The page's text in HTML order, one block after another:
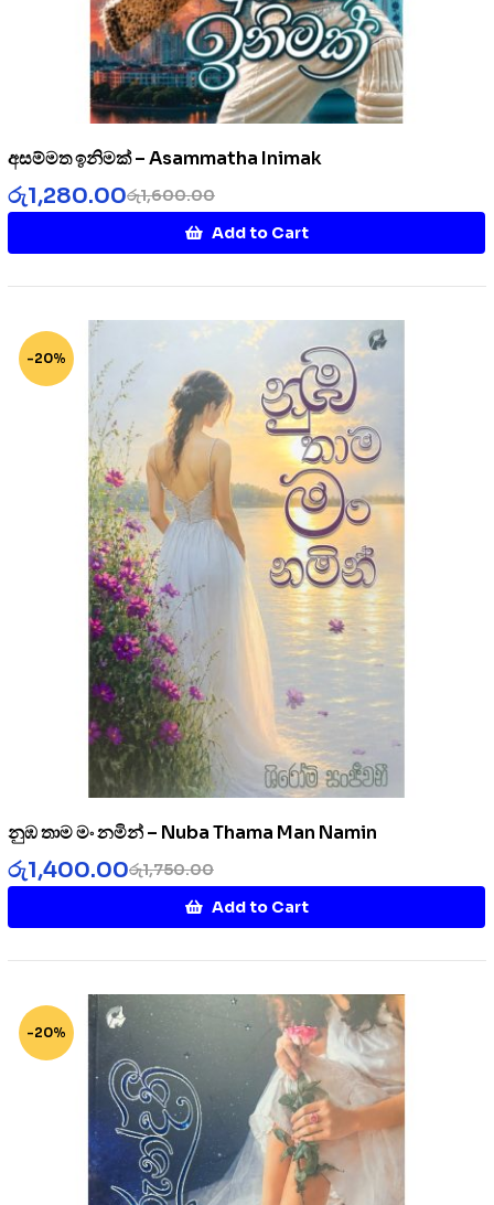
අසම්මත ඉනිමක් – Asammatha Inimak
රු1,600.00
රු1,280.00
Add to Cart
-20%
නුඹ තාම මං නමින් – Nuba Thama Man Namin
රු1,750.00
රු1,400.00
Add to Cart
-20%